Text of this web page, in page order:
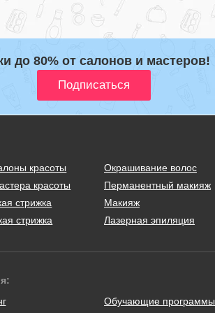
до 80% от салонов и мастеров!
красоты
красоты
стрижка
стрижка
Окрашивание волос
Перманентный макияж
Макияж
Лазерная эпиляция
Обучающие программы